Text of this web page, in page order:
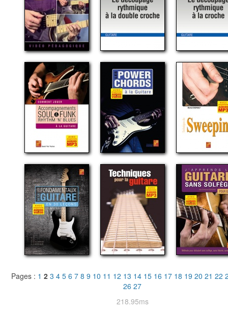
Pages : 1 2 3 4 5 6 7 8 9 10 11 12 13 14 15 16 17 18 19 20 21 22
26 27
218.95ms